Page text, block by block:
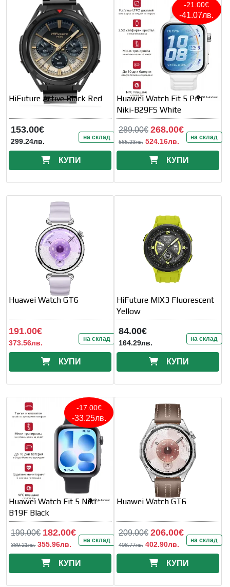
HiFuture Active Black Red
153.00€
299.24лв. на склад
КУПИ
-21.00€
-41.07лв.
Huawei Watch Fit 5 Pro
Niki-B29FS White
289.00€ 268.00€
565.23лв. 524.16лв. на склад
КУПИ
Huawei Watch GT6
191.00€
373.56лв. на склад
КУПИ
HiFuture MIX3 Fluorescent
Yellow
84.00€
164.29лв. на склад
КУПИ
-17.00€
-33.25лв.
Huawei Watch Fit 5 Niki-
B19F Black
199.00€ 182.00€
389.21лв. 355.96лв. на склад
КУПИ
Huawei Watch GT6
209.00€ 206.00€
408.77лв. 402.90лв. на склад
КУПИ